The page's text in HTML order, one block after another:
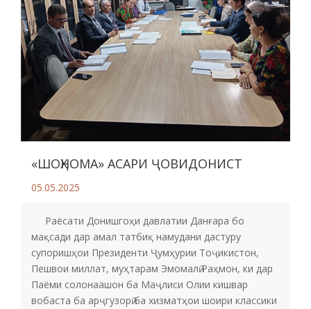
«ШОҲНОМА» АСАРИ ҶОВИДОНИСТ
05.05.2025
Раёсати Донишгоҳи давлатии Данғара бо
мақсади дар амал татбиқ намудани дастуру
супоришҳои Президенти Ҷумҳурии Тоҷикистон,
Пешвои миллат, муҳтарам Эмомалӣ Раҳмон, ки дар
Паёми солонаашон ба Маҷлиси Олии кишвар
вобаста ба арҷгузорӣ ба хизматҳои шоири классики